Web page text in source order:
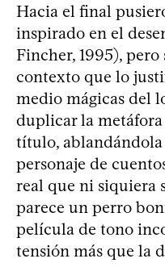
Hacia el final
inspirado en el
Fincher, 1995),
contexto que lo
medio mágicas del
duplicar la metáfora
título, ablandándola
personaje de
real que ni siquiera
parece un perro
película de tono
tensión más que la